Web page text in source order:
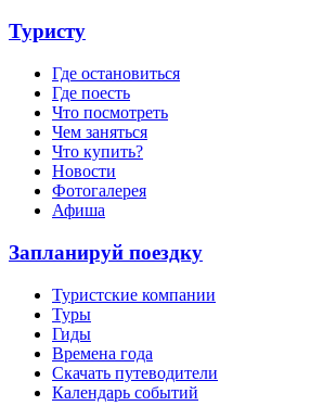
Туристу
Где остановиться
Где поесть
Что посмотреть
Чем заняться
Что купить?
Новости
Фотогалерея
Афиша
Запланируй поездку
Туристские компании
Туры
Гиды
Времена года
Скачать путеводители
Календарь событий